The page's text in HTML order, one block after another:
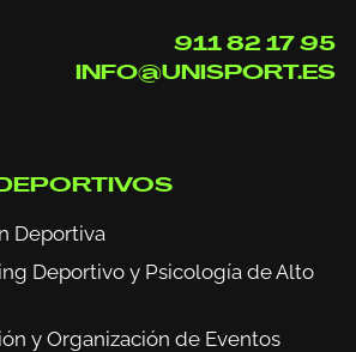
911 82 17 95
INFO@UNISPORT.ES
Deportiva
Deportivo y Psicología de Alto
y Organización de Eventos